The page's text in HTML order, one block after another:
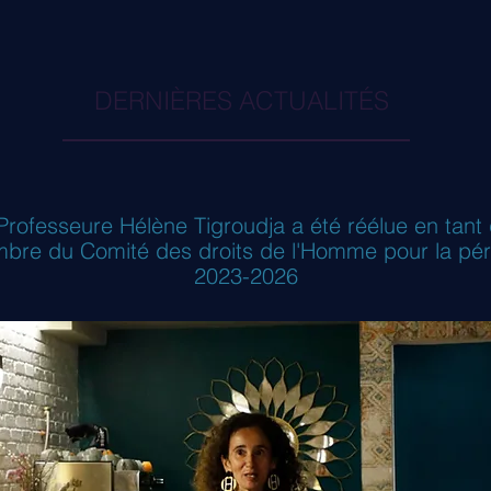
DERNIÈRES ACTUALITÉS
Hélène Tigroudja a été réélue en tant
du Comité des droits de l'Homme pour la
2023-2026